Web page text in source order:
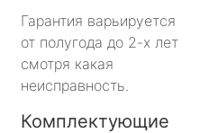
Гарантия варьируется
от полугода до 2-х лет
смотря какая
неисправность.
Комплектующие